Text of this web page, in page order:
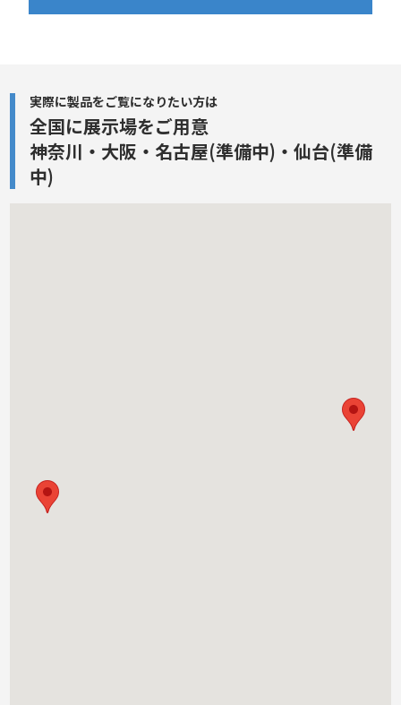
実際に製品をご覧になりたい方は
全国に展示場をご用意
神奈川・大阪・名古屋(準備中)・仙台(準備
中)